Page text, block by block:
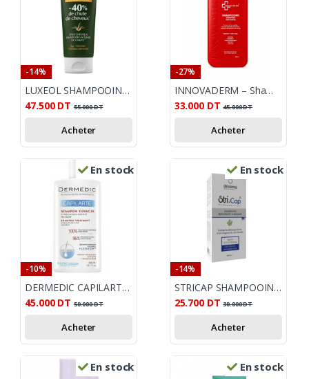
-14%
LUXEOL SHAMPOOING ANTI-CHUTE PROGRESSIVE 200 ML
47.500 DT 55.000DT
Acheter
-27%
INNOVADERM – Shampooing densifiant anti-chute 380 ml
33.000 DT 45.000DT
Acheter
En stock
-10%
DERMEDIC CAPILARTE SHAMOOING ANTICHUTE 300ML
45.000 DT 50.000DT
Acheter
En stock
-14%
STRICAP SHAMPOOING ANTI PELLICULAIRE EQUILIBRANT 200ML
25.700 DT 30.000DT
Acheter
En stock En stock